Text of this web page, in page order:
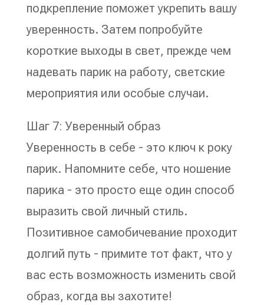
подкрепление поможет укрепить вашу
уверенность. Затем попробуйте
короткие выходы в свет, прежде чем
надевать парик на работу, светские
мероприятия или особые случаи.
Шаг 7: Уверенный образ
Уверенность в себе - это ключ к року
парик. Напомните себе, что ношение
парика - это просто еще один способ
выразить свой личный стиль.
Позитивное самобичевание проходит
долгий путь - примите тот факт, что у
вас есть возможность изменить свой
образ, когда вы захотите!